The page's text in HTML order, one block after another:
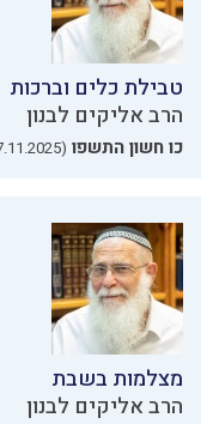
טבילת כלים וברכות
הרב אליקים לבנון
כו חשון התשפו (17.11.2025)
מצלמות בשבת
הרב אליקים לבנון